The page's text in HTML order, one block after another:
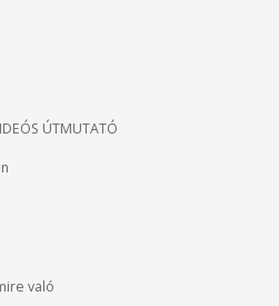
ÚTMUTATÓ
való